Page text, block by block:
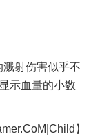
射伤害似乎不
示血量的小数
】